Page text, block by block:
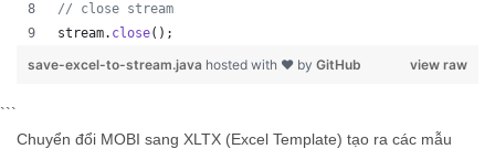
// close stream
stream. close();
view raw
save-excel-to-stream.java hosted with ❤ by GitHub
```
Chuyển đổi MOBI sang XLTX (Excel Template) tạo ra các mẫu